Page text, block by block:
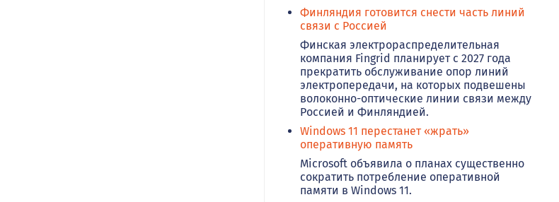
Финляндия готовится снести часть линий
связи с Россией
Финская электрораспределительная
компания Fingrid планирует с 2027 года
прекратить обслуживание опор линий
электропередачи, на которых подвешены
волоконно-оптические линии связи между
Россией и Финляндией.
Windows 11 перестанет «жрать»
оперативную память
Microsoft объявила о планах существенно
сократить потребление оперативной
памяти в Windows 11.